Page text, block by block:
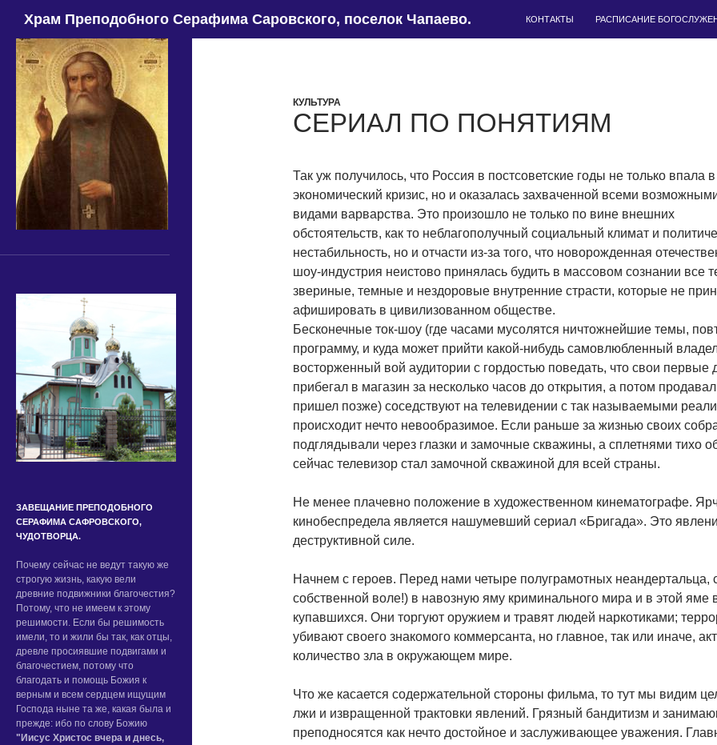
Храм Преподобного Серафима Саровского, поселок Чапаево.
КОНТАКТЫ
РАСПИСАНИЕ
КУЛЬТУРА
СЕРИАЛ ПО ПОНЯТИЯМ
Так уж получилось, что Россия в постсоветские годы не только впала в
экономический кризис, но и оказалась захваченной всеми
видами варварства. Это произошло не только по вине внешних
обстоятельств, как то неблагополучный социальный климат и
нестабильность, но и отчасти из-за того, что новорожденная
шоу-индустрия неистово принялась будить в массовом сознании все
звериные, темные и нездоровые внутренние страсти, которые не
афишировать в цивилизованном обществе.
Бесконечные ток-шоу (где часами мусолятся ничтожнейшие темы,
программу, и куда может прийти какой-нибудь самовлюбленный
восторженный вой аудитории с гордостью поведать, что свои первые
прибегал в магазин за несколько часов до открытия, а потом
пришел позже) соседствуют на телевидении с так называемыми
происходит нечто невообразимое. Если раньше за жизнью своих
подглядывали через глазки и замочные скважины, а сплетнями тихо
сейчас телевизор стал замочной скважиной для всей страны.
Не менее плачевно положение в художественном кинематографе.
кинобеспредела является нашумевший сериал «Бригада». Это
деструктивной силе.
Начнем с героев. Перед нами четыре полуграмотных неандертальца,
собственной воле!) в навозную яму криминального мира и в этой яме
купавшихся. Они торгуют оружием и травят людей наркотиками;
убивают своего знакомого коммерсанта, но главное, так или иначе,
количество зла в окружающем мире.
Что же касается содержательной стороны фильма, то тут мы видим
лжи и извращенной трактовки явлений. Грязный бандитизм и
преподносятся как нечто достойное и заслуживающее уважения.
ЗАВЕЩАНИЕ ПРЕПОДОБНОГО
СЕРАФИМА САФРОВСКОГО,
ЧУДОТВОРЦА.
Почему сейчас не ведут такую же
строгую жизнь, какую вели
древние подвижники благочестия?
Потому, что не имеем к этому
решимости. Если бы решимость
имели, то и жили бы так, как отцы,
древле просиявшие подвигами и
благочестием, потому что
благодать и помощь Божия к
верным и всем сердцем ищущим
Господа ныне та же, какая была и
прежде: ибо по слову Божию
"Иисус Христос вчера и днесь,